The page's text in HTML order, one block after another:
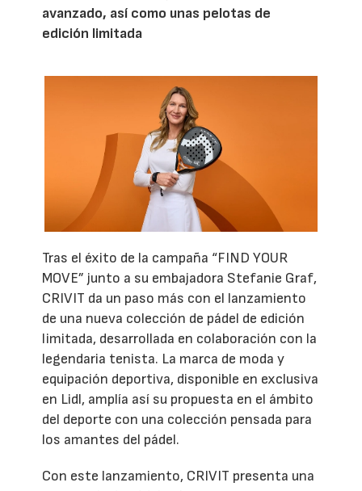
avanzado, así como unas pelotas de
edición limitada
Tras el éxito de la campaña “FIND YOUR
MOVE” junto a su embajadora Stefanie Graf,
CRIVIT da un paso más con el lanzamiento
de una nueva colección de pádel de edición
limitada, desarrollada en colaboración con la
legendaria tenista. La marca de moda y
equipación deportiva, disponible en exclusiva
en Lidl, amplía así su propuesta en el ámbito
del deporte con una colección pensada para
los amantes del pádel.
Con este lanzamiento, CRIVIT presenta una